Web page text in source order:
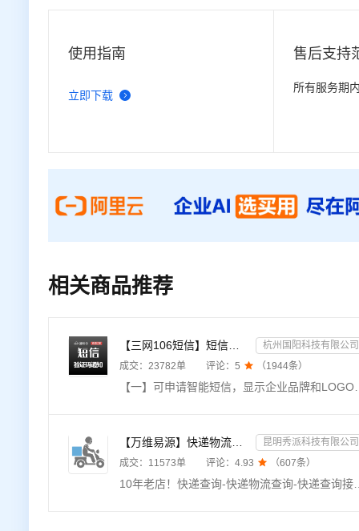
使用指南
立即下载
售后支持
所有服务期
相关商品推荐
【三网106短信】短信接口-短信验证码-短信通知-数字藏品短信-短信API_支持转网_自定义签名模板
杭州国阳科技有限公司
成交： 23782单 评论： 5  （1944条）
【一】可申请智能短信，显示企业品牌和LOGO；【二】适用各类短信验证码、会员
【万维易源】快递物流查询-快递物流-快递按次查询-物流查询-全球快递物流信息查询-单号自动识别-支持顺丰...
昆明秀派科技有限公司
成交： 11573单 评论： 4.93  （607条）
10年老店！快递查询-快递物流查询-快递查询接口-物流查询-快递单号查询-快递物流单号查询-快